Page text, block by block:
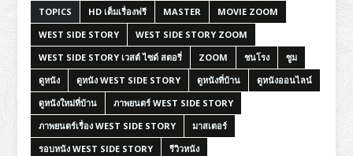
TOPICS HD เต็มเรื่องฟรี MASTER
MOVIE ZOOM
WEST SIDE STORY
WEST SIDE STORY ZOOM
WEST SIDE STORY เวสต์ ไซด์ สตอรี่
ZOOM ชนโรง
ซูม
ดูหนัง
ดูหนัง WEST SIDE STORY ดูหนังที่บ้าน
ดูหนังออนไลน์
ดูหนังใหม่ที่บ้าน
ภาพยนตร์ WEST SIDE STORY
ภาพยนตร์เรื่อง WEST SIDE STORY
มาสเตอร์
รอบหนัง WEST SIDE STORY
รีวิวหนัง